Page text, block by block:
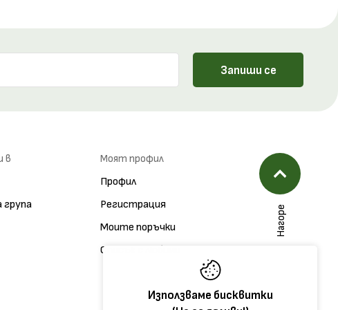
Използваме бисквитки
Запиши се
в
група
Моят профил
Профил
Регистрация
Моите поръчки
Списък с любими
Нагоре